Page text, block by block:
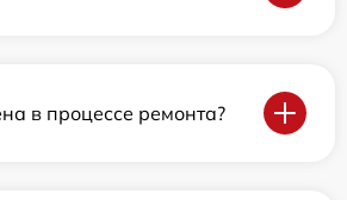
в процессе ремонта?